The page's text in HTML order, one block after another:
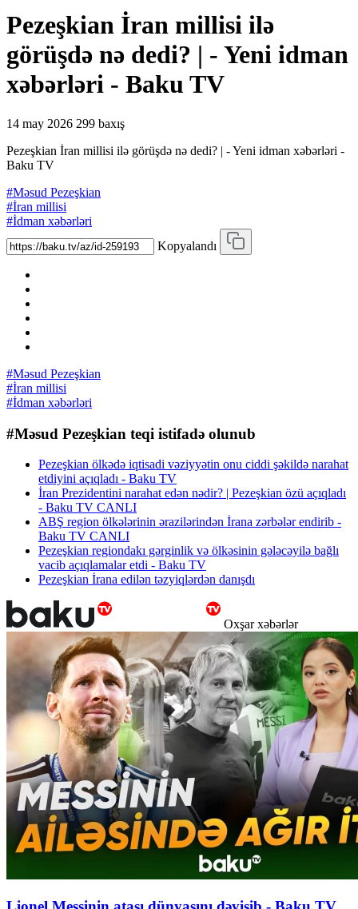
Pezeşkian İran millisi ilə
görüşdə nə dedi? | - Yeni idman
xəbərləri - Baku TV
14 may 2026 299 baxış
Pezeşkian İran millisi ilə görüşdə nə dedi? | - Yeni idman xəbərləri -
Baku TV
#Məsud Pezeşkian
#İran millisi
#İdman xəbərləri
Kopyalandı
#Məsud Pezeşkian
#İran millisi
#İdman xəbərləri
#Məsud Pezeşkian teqi istifadə olunub
Pezeşkian ölkədə iqtisadi vəziyyətin onu ciddi şəkildə narahat
etdiyini açıqladı - Baku TV
İran Prezidentini narahat edən nədir? | Pezeşkian özü açıqladı
- Baku TV CANLI
ABŞ region ölkələrinin ərazilərindən İrana zərbələr endirib -
Baku TV CANLI
Pezeşkian regiondakı gərginlik və ölkəsinin gələcəyilə bağlı
vacib açıqlamalar etdi - Baku TV
Pezeşkian İrana edilən təzyiqlərdən danışdı
Oxşar xəbərlər